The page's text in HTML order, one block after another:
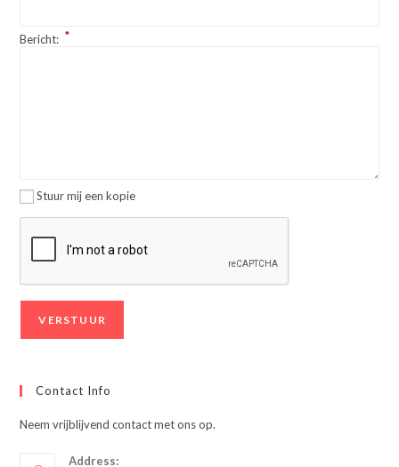
Bericht: *
Stuur mij een kopie
Contact Info
Neem vrijblijvend contact met ons op.
Address: